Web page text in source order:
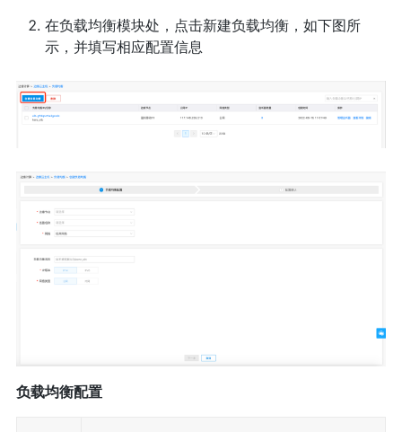
在负载均衡模块处，点击新建负载均衡，如下图所
示，并填写相应配置信息
负载均衡配置